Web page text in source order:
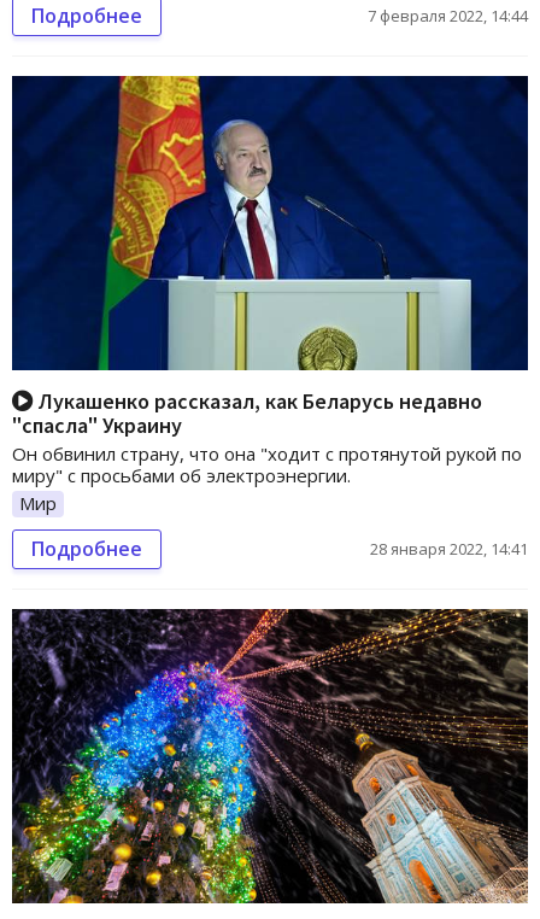
Подробнее 7 февраля 2022, 14:44
Лукашенко рассказал, как Беларусь недавно
"спасла" Украину
Он обвинил страну, что она "ходит с протянутой рукой по
миру" с просьбами об электроэнергии.
Мир
Подробнее 28 января 2022, 14:41